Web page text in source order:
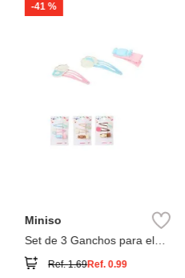
-41 %
Miniso
Set de 3 Ganchos para el
Cabello Serie Panadería Guji
Guji
Ref.1.69Ref.0.99